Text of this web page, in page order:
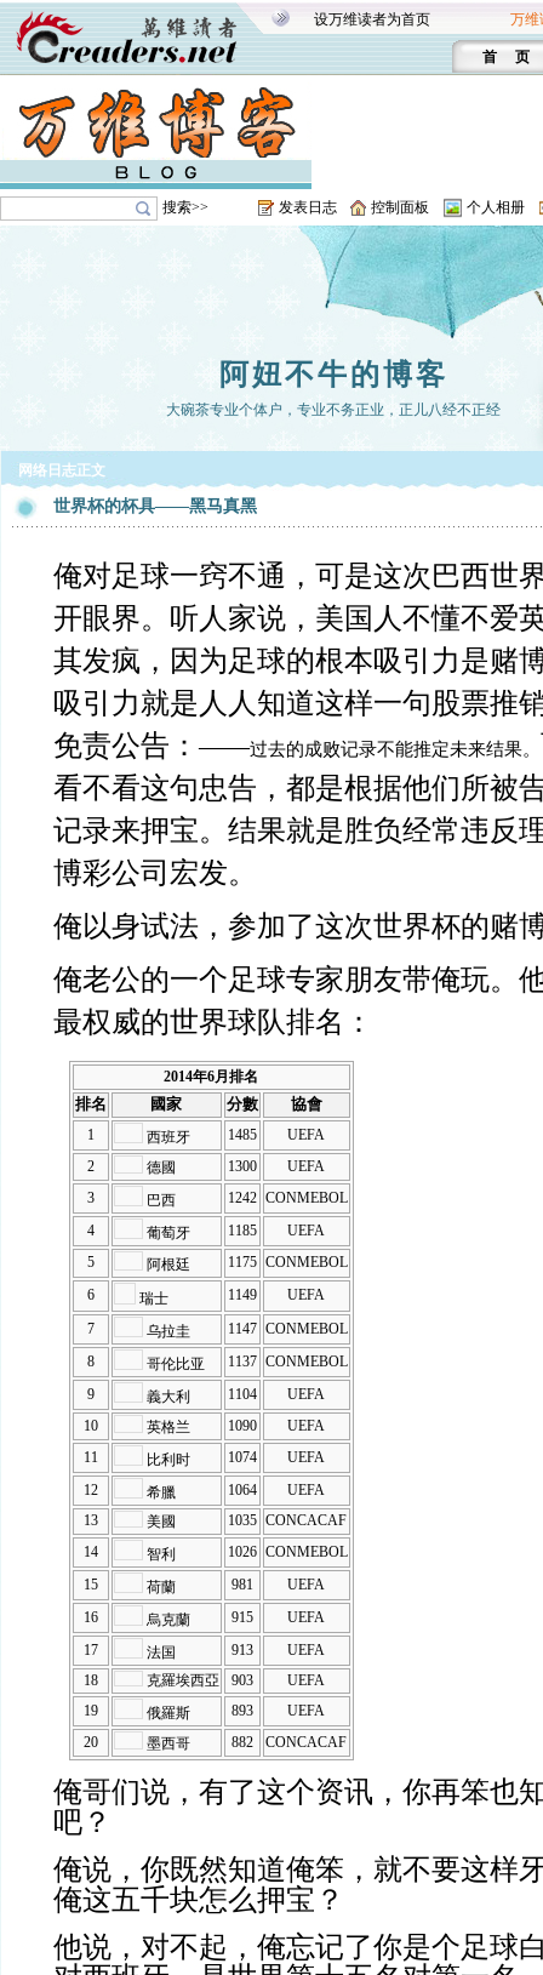
设万维读者为首页 万维
首 页
搜索>> 发表日志 控制面板 个人相册
阿妞不牛的博客
大碗茶专业个体户，专业不务正业，正儿八经不正经
网络日志正文
世界杯的杯具——黑马真黑
俺对足球一窍不通，可是这次巴西世
开眼界。听人家说，美国人不懂不爱
其发疯，因为足球的根本吸引力是赌
吸引力就是人人知道这样一句股票推
免责公告：——过去的成败记录不能推定未来结果。
看不看这句忠告，都是根据他们所被
记录来押宝。结果就是胜负经常违反
博彩公司宏发。
俺以身试法，参加了这次世界杯的赌
俺老公的一个足球专家朋友带俺玩。
最权威的世界球队排名：
2014年6月排名
排名
國家 分數
協會
1
西班牙 1485
UEFA
2
德國 1300
UEFA
3
巴西 1242 CONMEBOL
4
葡萄牙 1185
UEFA
5
阿根廷 1175 CONMEBOL
6
瑞士 1149
UEFA
7
乌拉圭 1147 CONMEBOL
8
哥伦比亚 1137 CONMEBOL
9
義大利 1104
UEFA
10
英格兰 1090
UEFA
11
比利时 1074
UEFA
12
希臘 1064
UEFA
13
美國 1035 CONCACAF
14
智利 1026 CONMEBOL
15
荷蘭 981
UEFA
16
烏克蘭 915
UEFA
17
法国 913
UEFA
18
克羅埃西亞 903
UEFA
19
俄羅斯 893
UEFA
20
墨西哥 882 CONCACAF
俺哥们说， 有了这个资讯， 你再笨也
吧？
俺说，你既然知道俺笨，就不要这样
俺这五千块怎么押宝？
他说，对不起，俺忘记了你是个足球